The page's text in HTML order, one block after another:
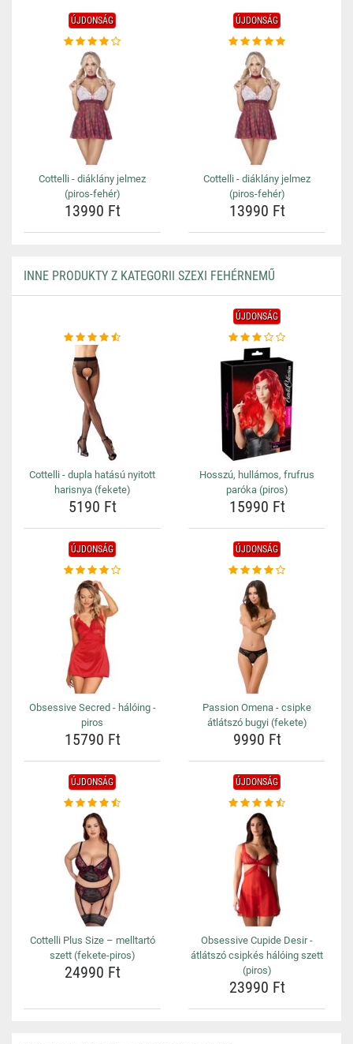
ÚJDONSÁG
Cottelli - diáklány jelmez
(piros-fehér)
13990 Ft
ÚJDONSÁG
Cottelli - diáklány jelmez
(piros-fehér)
13990 Ft
INNE PRODUKTY Z KATEGORII SZEXI FEHÉRNEMŰ
Cottelli - dupla hatású nyitott
harisnya (fekete)
5190 Ft
ÚJDONSÁG
Hosszú, hullámos, frufrus
paróka (piros)
15990 Ft
ÚJDONSÁG
Obsessive Secred - hálóing -
piros
15790 Ft
ÚJDONSÁG
Passion Omena - csipke
átlátszó bugyi (fekete)
9990 Ft
ÚJDONSÁG
Cottelli Plus Size – melltartó
szett (fekete-piros)
24990 Ft
ÚJDONSÁG
Obsessive Cupide Desir -
átlátszó csipkés hálóing szett
(piros)
23990 Ft